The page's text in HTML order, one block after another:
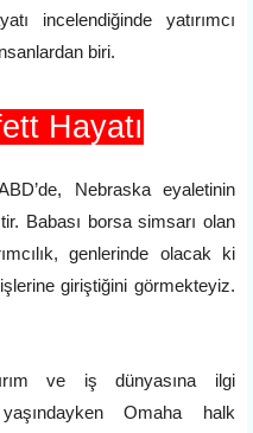
incelendiğinde yatırımcı
biri.
Hayatı
Nebraska eyaletinin
Babası borsa simsarı olan
genlerinde olacak ki
giriştiğini görmekteyiz.
ve iş dünyasına ilgi
Omaha halk